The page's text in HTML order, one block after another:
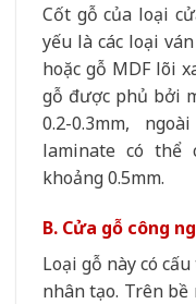
Cốt gỗ của loại
yếu là các loại
hoặc gỗ MDF lõi
gỗ được phủ bởi
0.2-0.3mm,
laminate có thể
khoảng 0.5mm.
B. Cửa gỗ công
Loại gỗ này có
nhân tạo. Trên